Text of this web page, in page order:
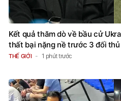
Kết quả thăm dò về bầu cử
thất bại nặng nề trước 3 đối thủ
THẾ GIỚI 1 phút trước